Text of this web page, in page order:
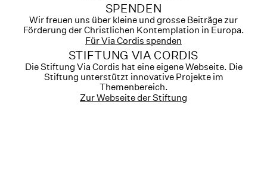
SPENDEN
Wir freuen uns über kleine und grosse Beiträge zur
Förderung der Christlichen Kontemplation in Europa.
Für Via Cordis spenden
STIFTUNG VIA CORDIS
Die Stiftung Via Cordis hat eine eigene Webseite. Die
Stiftung unterstützt innovative Projekte im
Themenbereich.
Zur Webseite der Stiftung